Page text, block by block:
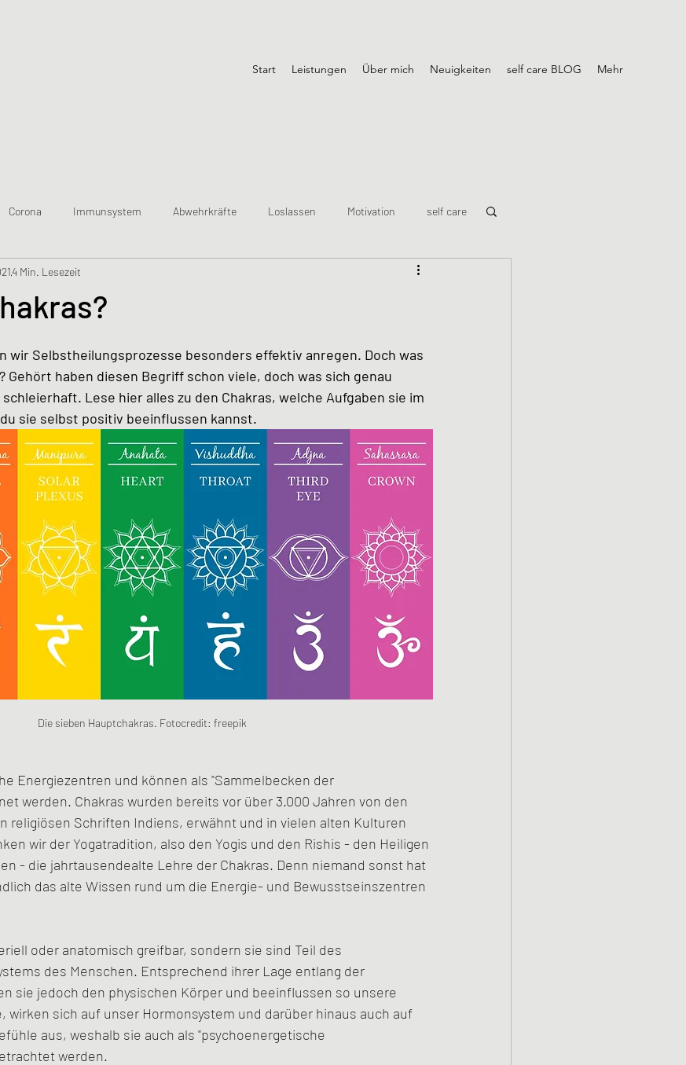
Start Leistungen Über mich Neuigkeiten self care BLOG Mehr
Corona Immunsystem Abwehrkräfte Loslassen Motivation self care
4 Min. Lesezeit
wir Selbstheilungsprozesse besonders effektiv anregen. Doch was
Gehört haben diesen Begriff schon viele, doch was sich genau
Lese hier alles zu den Chakras, welche Aufgaben sie im
sie selbst positiv beeinflussen kannst.
Die sieben Hauptchakras. Fotocredit: freepik
Energiezentren und können als "Sammelbecken der
werden. Chakras wurden bereits vor über 3.000 Jahren von den
religiösen Schriften Indiens, erwähnt und in vielen alten Kulturen
wir der Yogatradition, also den Yogis und den Rishis - den Heiligen
- die jahrtausendealte Lehre der Chakras. Denn niemand sonst hat
das alte Wissen rund um die Energie- und Bewusstseinszentren
oder anatomisch greifbar, sondern sie sind Teil des
des Menschen. Entsprechend ihrer Lage entlang der
sie jedoch den physischen Körper und beeinflussen so unsere
wirken sich auf unser Hormonsystem und darüber hinaus auch auf
aus, weshalb sie auch als "psychoenergetische
werden.